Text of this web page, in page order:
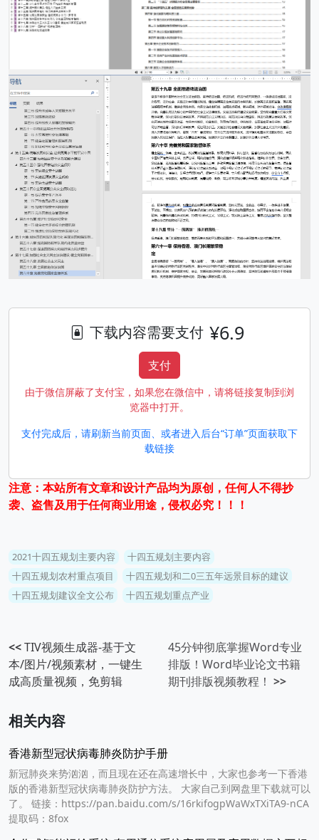
下载内容需要支付 ¥6.9
支付
由于微信屏蔽了支付宝，如果您在微信中，请将链接复制到浏
览器中打开。
支付完成后，请刷新当前页面、或者进入后台“订单”页面获取下
载链接
注意：本站所有文章和设计产品均为原创，任何人不得抄
袭、盗售及用于任何商业用途，侵权必究！！！
2021十四五规划主要内容
十四五规划主要内容
十四五规划农村重点项目
十四五规划和二0三五年远景目标的建议
十四五规划建议全文公布
十四五规划重点产业
<<TIV视频生成器-基于文
本/图片/视频素材，一键生
成高质量视频，免剪辑
45分钟彻底掌握Word专业
排版！Word毕业论文书籍
期刊排版视频教程！ >>
相关内容
香港新型冠状病毒肺炎防护手册
新冠肺炎来势汹汹，而且现在还在高速增长中，大家也参考一下香港
版的香港新型冠状病毒肺炎防护方法。 大家自己到网盘里下载就可以
了。 链接：https://pan.baidu.com/s/16rkifogpWaWxTXiTA9-nCA
提取码：8fox